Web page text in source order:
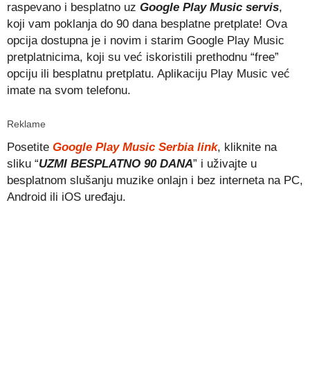
raspevano i besplatno uz Google Play Music servis,
koji vam poklanja do 90 dana besplatne pretplate! Ova
opcija dostupna je i novim i starim Google Play Music
pretplatnicima, koji su već iskoristili prethodnu “free”
opciju ili besplatnu pretplatu. Aplikaciju Play Music već
imate na svom telefonu.
Reklame
Posetite Google Play Music Serbia link, kliknite na
sliku “UZMI BESPLATNO 90 DANA” i uživajte u
besplatnom slušanju muzike onlajn i bez interneta na PC,
Android ili iOS uređaju.